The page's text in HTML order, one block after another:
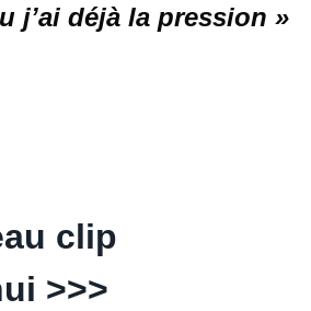
j’ai déjà la pression »
clip
>>>